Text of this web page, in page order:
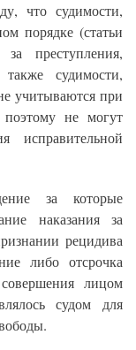
что судимости,
порядке (статьи
преступления,
судимости,
учитываются при
не могут
исправительной
за которые
наказания за
рецидива
либо отсрочка
лицом
судом для